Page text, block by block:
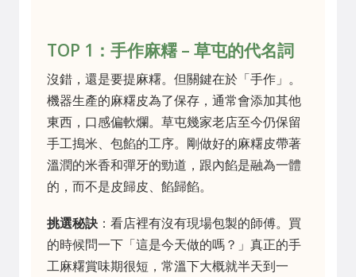
TOP 1：手作麻糬 – 草屯的代名詞
沒錯，還是要提麻糬。但關鍵在於「手作」。
機器生產的麻糬皮為了保存，通常會添加其他
東西，口感偏軟爛。草屯幾家老店至今仍保留
手工搗米、包餡的工序。剛做好的麻糬皮帶著
溫潤的米香和彈牙的勁道，跟內餡是融為一體
的，而不是皮歸皮、餡歸餡。
挑選秘訣 ：看店裡有沒有現場包製的師傅。買
的時候問一下「這是今天做的嗎？」真正的手
工麻糬賞味期很短，常溫下大概就半天到一